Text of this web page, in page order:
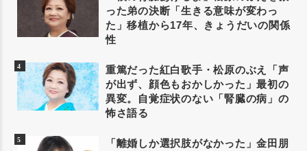
った弟の決断「生きる意味が変わっ
た」移植から17年、きょうだいの関係
性
重篤だった紅白歌手・松原のぶえ「声
が出ず、顔色もおかしかった」最初の
異変。自覚症状のない「腎臓の病」の
怖さ語る
「離婚しか選択肢がなかった」金田朋